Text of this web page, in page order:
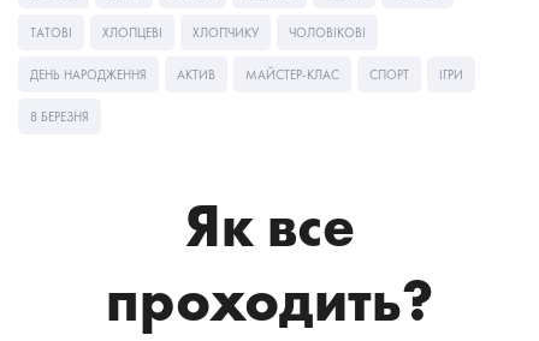
ТАТОВІ ХЛОПЦЕВІ ХЛОПЧИКУ ЧОЛОВІКОВІ
ДЕНЬ НАРОДЖЕННЯ АКТИВ МАЙСТЕР-КЛАС СПОРТ ІГРИ
8 БЕРЕЗНЯ
Як все
проходить?